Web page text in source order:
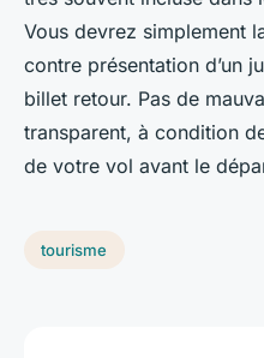
Vous devrez simplement
contre présentation d’un
billet retour. Pas de
transparent, à condition
de votre vol avant le
tourisme